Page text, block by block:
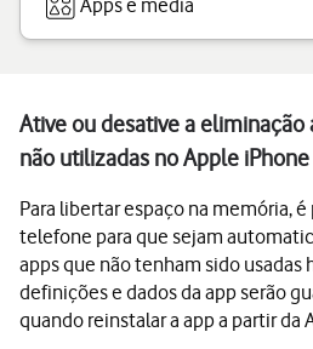
Apps e media
Ative ou desative a
não utilizadas no Apple
Para libertar espaço na memória,
telefone para que sejam
apps que não tenham sido usadas
definições e dados da app serão
quando reinstalar a app a partir da